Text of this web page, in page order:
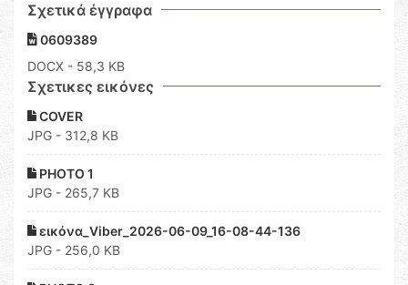
Σχετικά έγγραφα
0609389
DOCX - 58,3 KB
Σχετικες εικόνες
COVER
JPG - 312,8 KB
PHOTO 1
JPG - 265,7 KB
εικόνα_Viber_2026-06-09_16-08-44-136
JPG - 256,0 KB